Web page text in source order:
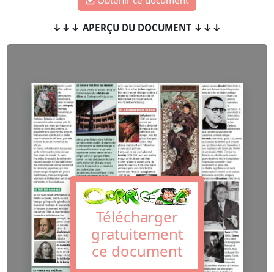
↓↓↓ APERÇU DU DOCUMENT ↓↓↓
Télécharger
gratuitement
ce document